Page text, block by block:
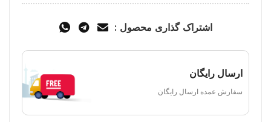
اشتراک گذاری محصول :